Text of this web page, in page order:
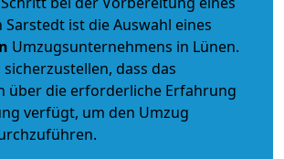
Sarstedt ist die Auswahl eines
Umzugsunternehmens in Lünen.
dass das
über die erforderliche Erfahrung
verfügt, um den Umzug